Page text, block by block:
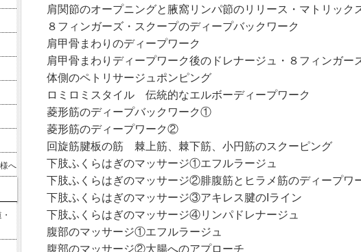
肩関節のオープニングと腋窩リンパ節のリリース・マトリック
８フィンガーズ・スクープのディープバックワーク
肩甲骨まわりのディープワーク
肩甲骨まわりディープワーク後のドレナージュ・８フィンガー
体側のペトリサージュポンピング
ロミロミスタイル 伝統的なエルボーディープワーク
菱形筋のディープバックワーク①
菱形筋のディープワーク②
回旋筋腱板の筋 棘上筋、棘下筋、小円筋のスクーピング
下肢ふくらはぎのマッサージ①エフルラージュ
下肢ふくらはぎのマッサージ②腓腹筋とヒラメ筋のディープワ
下肢ふくらはぎのマッサージ③アキレス腱のIライン
下肢ふくらはぎのマッサージ④リンパドレナージュ
腹部のマッサージ①エフルラージュ
腹部のマッサージ②大腸へのアプローチ
へ